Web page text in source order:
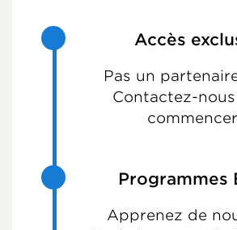
Accès
Pas un
Contactez-
Programmes
Apprenez de